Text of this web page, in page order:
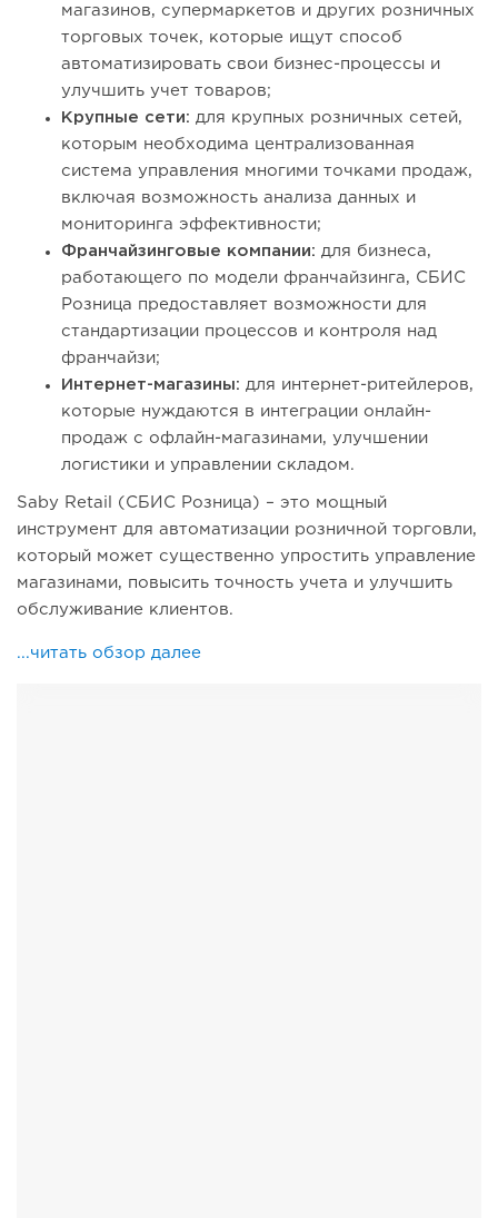
магазинов, супермаркетов и других розничных
торговых точек, которые ищут способ
автоматизировать свои бизнес-процессы и
улучшить учет товаров;
Крупные сети: для крупных розничных сетей,
которым необходима централизованная
система управления многими точками продаж,
включая возможность анализа данных и
мониторинга эффективности;
Франчайзинговые компании: для бизнеса,
работающего по модели франчайзинга, СБИС
Розница предоставляет возможности для
стандартизации процессов и контроля над
франчайзи;
Интернет-магазины: для интернет-ритейлеров,
которые нуждаются в интеграции онлайн-
продаж с офлайн-магазинами, улучшении
логистики и управлении складом.
Saby Retail (СБИС Розница) – это мощный
инструмент для автоматизации розничной торговли,
который может существенно упростить управление
магазинами, повысить точность учета и улучшить
обслуживание клиентов.
...читать обзор далее